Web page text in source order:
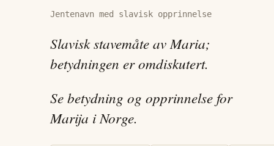
Jentenavn med slavisk opprinnelse
Slavisk stavemåte av Maria;
betydningen er omdiskutert.
Se betydning og opprinnelse for
Marija i Norge.